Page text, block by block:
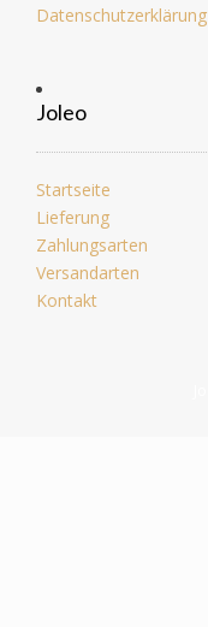
Datenschutzerklärung
Joleo
Startseite
Lieferung
Zahlungsarten
Versandarten
Kontakt